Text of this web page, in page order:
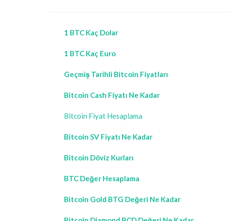
1 BTC Kaç Dolar
1 BTC Kaç Euro
Geçmiş Tarihli Bitcoin Fiyatları
Bitcoin Cash Fiyatı Ne Kadar
Bitcoin Fiyat Hesaplama
Bitcoin SV Fiyatı Ne Kadar
Bitcoin Döviz Kurları
BTC Değer Hesaplama
Bitcoin Gold BTG Değeri Ne Kadar